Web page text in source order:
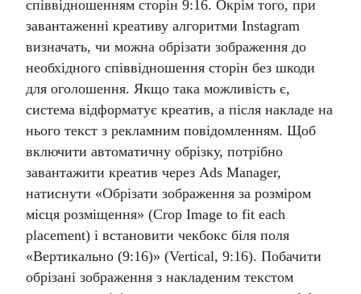
співвідношенням сторін 9:16. Окрім того, при
завантаженні креативу алгоритми Instagram
визначать, чи можна обрізати зображення до
необхідного співвідношення сторін без шкоди
для оголошення. Якщо така можливість є,
система відформатує креатив, а після накладе на
нього текст з рекламним повідомленням. Щоб
включити автоматичну обрізку, потрібно
завантажити креатив через Ads Manager,
натиснути «Обрізати зображення за розміром
місця розміщення» (Crop Image to fit each
placement) і встановити чекбокс біля поля
«Вертикально (9:16)» (Vertical, 9:16). Побачити
обрізані зображення з накладеним текстом